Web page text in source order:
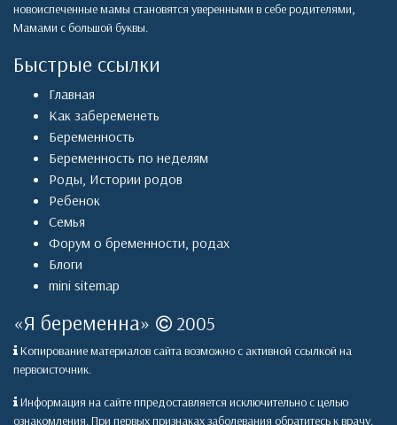
новоиспеченные мамы становятся уверенными в себе родителями,
Мамами с большой буквы.
Быстрые ссылки
Главная
Как забеременеть
Беременность
Беременность по неделям
Роды, Истории родов
Ребенок
Семья
Форум о бременности, родах
Блоги
mini sitemap
«Я беременна» 2005
Копирование материалов сайта возможно с активной ссылкой на
первоисточник.
Информация на сайте ппредоставляется исключительно с целью
ознакомления. При первых признаках заболевания обратитесь к врачу.